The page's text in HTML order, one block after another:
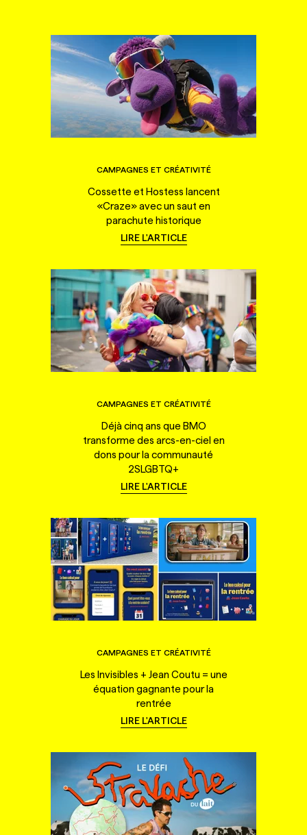
CAMPAGNES ET CRÉATIVITÉ
Cossette et Hostess lancent
«Craze» avec un saut en
parachute historique
LIRE L'ARTICLE
CAMPAGNES ET CRÉATIVITÉ
Déjà cinq ans que BMO
transforme des arcs-en-ciel en
dons pour la communauté
2SLGBTQ+
LIRE L'ARTICLE
CAMPAGNES ET CRÉATIVITÉ
Les Invisibles + Jean Coutu = une
équation gagnante pour la
rentrée
LIRE L'ARTICLE